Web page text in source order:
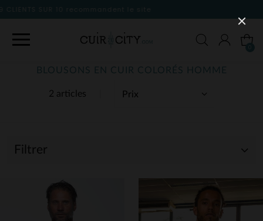
2 articles
BLOUSONS EN CUIR COLORÉS HOMME
Filtrer